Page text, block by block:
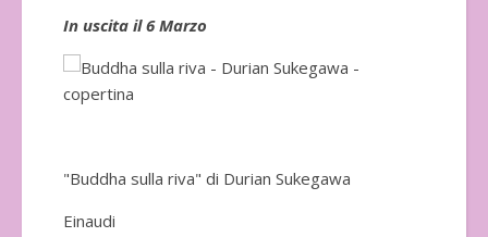
In uscita il 6 Marzo
"Buddha sulla riva" di Durian Sukegawa
Einaudi